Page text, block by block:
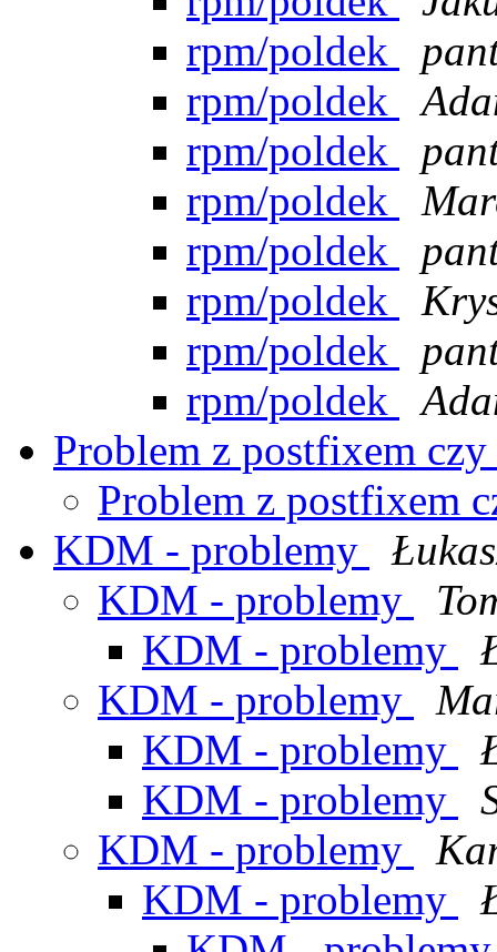
rpm/poldek
rpm/poldek
rpm/poldek
rpm/poldek
rpm/poldek
rpm/poldek
rpm/poldek
rpm/poldek
Problem z postfixem
Problem z postfixem
KDM - problemy
KDM - problemy
KDM - problemy
KDM - problemy
KDM - problemy
KDM - problemy
KDM - problemy
KDM - problemy